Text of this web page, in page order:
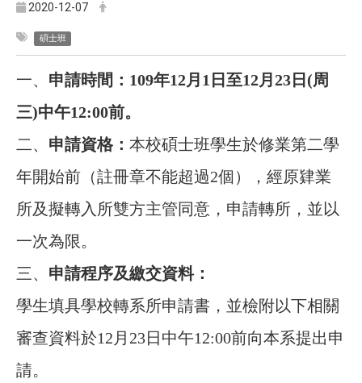
2020-12-07
碩士班
一、 申請時間：109年12月1 日至12月23日(周
三)中午12:00前。
二、 申請資格： 本校碩士班學生於修業第二學
年開始前 （註冊章不能超過2個）
，經原肄業
所及擬轉入所雙方主管同意，申請轉所，並以
一次為限。
三、 申請程序及繳交資料：
學生填具學校轉系所申請書，並檢附以下相關
審查資料於12月23日中午12:00前向本系提出申
請。